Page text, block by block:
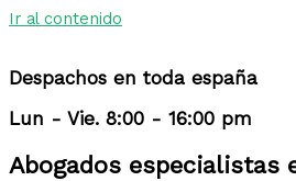
Ir al contenido
Despachos en toda españa
Lun - Vie. 8:00 - 16:00 pm
Abogados especialistas